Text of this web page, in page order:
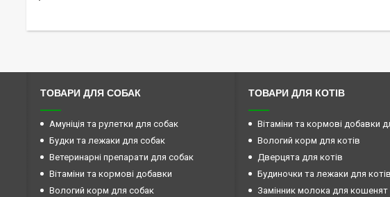
ТОВАРИ ДЛЯ СОБАК
Амуніція та рулетки для собак
Будки та лежаки для собак
Ветеринарні препарати для собак
Вітаміни та кормові добавки
Вологий корм для собак
ТОВАРИ ДЛЯ КОТІВ
Вітаміни та кормові добавки
Вологий корм для котів
Дверцята для котів
Будиночки та лежаки для котів
Замінник молока для кошенят